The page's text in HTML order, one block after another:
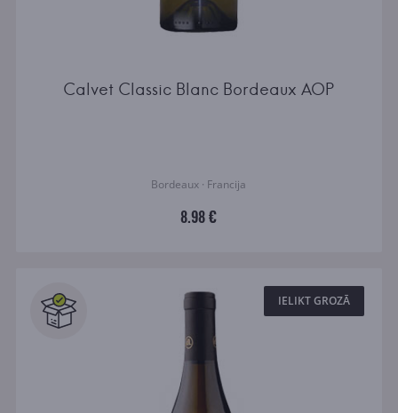
Calvet Classic Blanc Bordeaux AOP
Bordeaux · Francija
8.98 €
IELIKT GROZĀ